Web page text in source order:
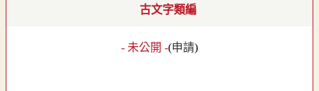
古文字類編
- 未公開 -(申請)